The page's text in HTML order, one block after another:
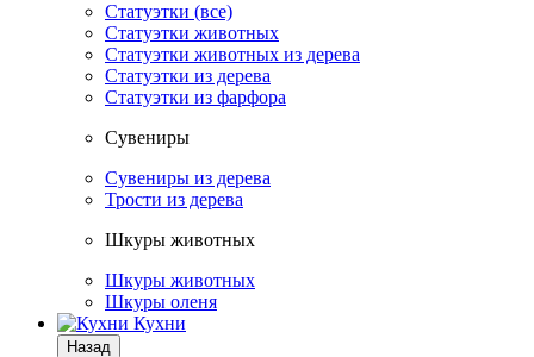
Статуэтки (все)
Статуэтки животных
Статуэтки животных из дерева
Статуэтки из дерева
Статуэтки из фарфора
Сувениры
Сувениры из дерева
Трости из дерева
Шкуры животных
Шкуры животных
Шкуры оленя
Кухни
Назад